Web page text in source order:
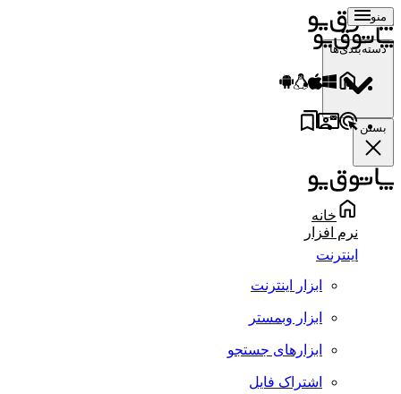
منو
دسته‌بندی‌ها
بستن
خانه
نرم افزار
اینترنت
ابزار اینترنت
ابزار وبمستر
ابزارهای جستجو
اشتراک فایل